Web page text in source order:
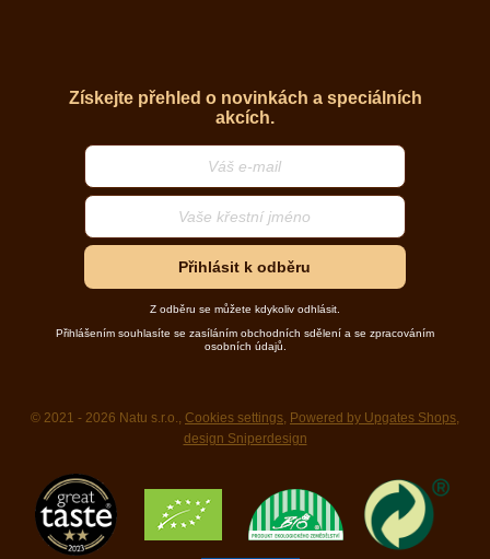
Získejte přehled o novinkách a speciálních
akcích.
Přihlásit k odběru
Z odběru se můžete kdykoliv odhlásit.
Přihlášením souhlasíte se zasíláním obchodních sdělení a se zpracováním
osobních údajů.
© 2021 - 2026 Natu s.r.o., Cookies settings, Powered by Upgates Shops,
design Sniperdesign